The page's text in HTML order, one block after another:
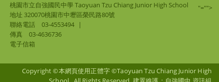
桃園市立自強國民中學 Taoyuan Tzu Chiang Junior High School
地址 320070桃園市中壢區榮民路80號
聯絡電話
03-4553494
|
傳真
03-4636736
電子信箱
"="">
Copyright ©本網頁使用正體字 ©Taoyuan Tzu Chiang Junior High